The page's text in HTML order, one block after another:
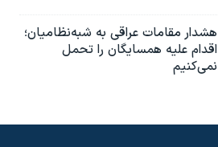
هشدار مقامات عراقی به شبه‌نظامیان؛
اقدام علیه همسایگان را تحمل
نمی‌کنیم